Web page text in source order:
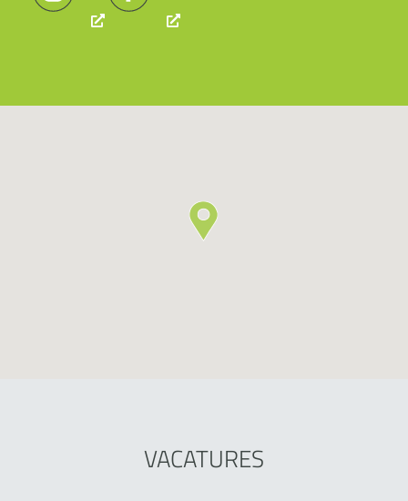
VACATURES